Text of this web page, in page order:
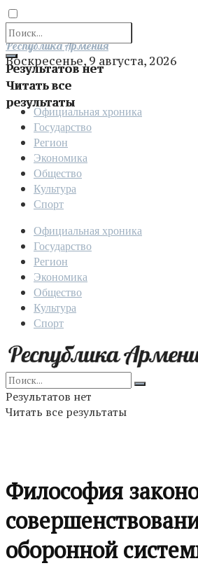
Результатов нет
Читать все
результаты
Отправить
Республика Армения
Воскресенье, 9 августа, 2026
Официальная хроника
Государство
Регион
Экономика
Общество
Культура
Спорт
Официальная хроника
Государство
Регион
Экономика
Общество
Культура
Спорт
Результатов нет
Читать все результаты
Философия
оборонной